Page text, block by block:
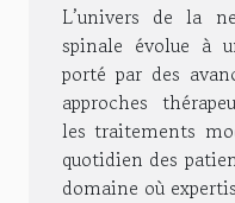
L’univers de la
spinale évolue à
porté par des
approches
les traitements
quotidien des
domaine où